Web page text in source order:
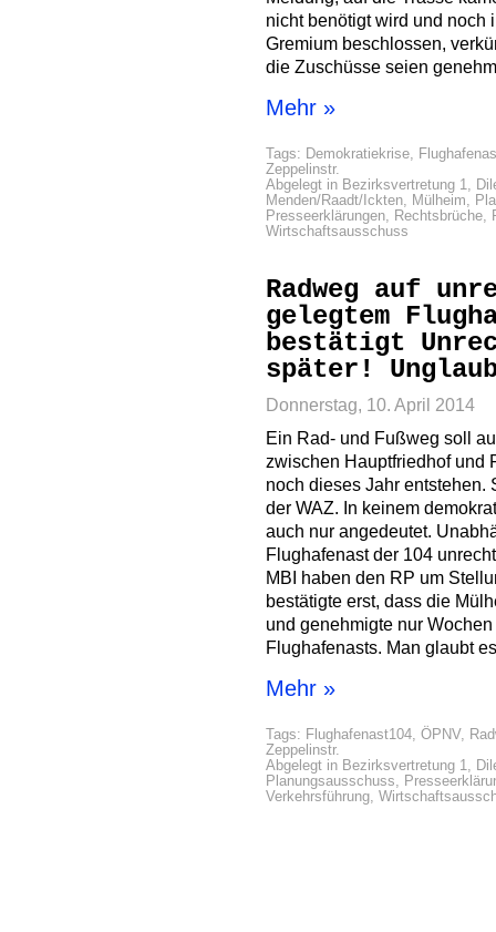
nicht benötigt wird und noch
Gremium beschlossen,
die Zuschüsse seien
Mehr »
Tags: Demokratiekrise,
Zeppelinstr.
Abgelegt in Bezirksvertretung 1,
Menden/Raadt/Ickten, Mülheim,
Presseerklärungen, Rechtsbrüche,
Wirtschaftsausschuss
Radweg auf
gelegtem
bestätigt
später!
Donnerstag, 10. April 2014
Ein Rad- und Fußweg soll
zwischen Hauptfriedhof und
noch dieses Jahr entstehen.
der WAZ. In keinem
auch nur angedeutet.
Flughafenast der 104
MBI haben den RP um
bestätigte erst, dass die
und genehmigte nur
Flughafenasts. Man glaubt
Mehr »
Tags: Flughafenast104, ÖPNV,
Zeppelinstr.
Abgelegt in Bezirksvertretung 1,
Planungsausschuss,
Verkehrsführung,